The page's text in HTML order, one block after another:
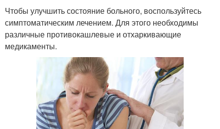
Чтобы улучшить состояние больного, воспользуйтесь
симптоматическим лечением. Для этого необходимы
различные противокашлевые и отхаркивающие
медикаменты.